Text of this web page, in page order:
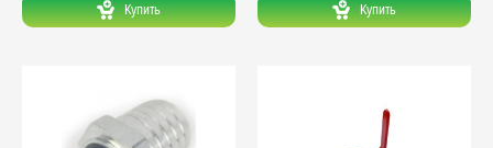
Купить Купить